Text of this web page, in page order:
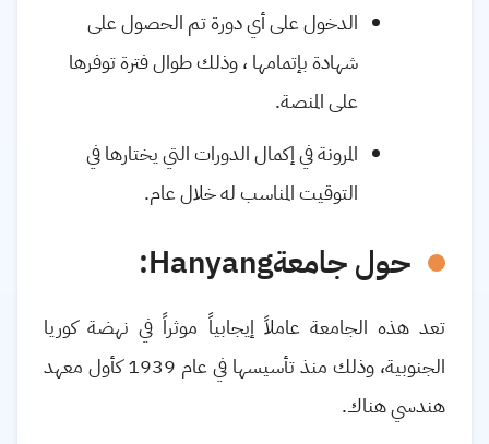
الدخول على أي دورة تم الحصول على
شهادة بإتمامها ، وذلك طوال فترة توفرها
على المنصة.
المرونة في إكمال الدورات التي يختارها في
التوقيت المناسب له خلال عام.
حول جامعةHanyang
:
تعد هذه الجامعة عاملاً إيجابياً موثراً في نهضة كوريا
الجنوبية، وذلك منذ تأسيسها في عام 1939 كأول معهد
هندسي هناك.